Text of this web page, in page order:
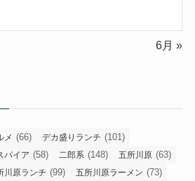
6月 »
メ (66) デカ盛りランチ (101)
パイア (58) 二郎系 (148) 五所川原 (63)
川原ランチ (99) 五所川原ラーメン (73)